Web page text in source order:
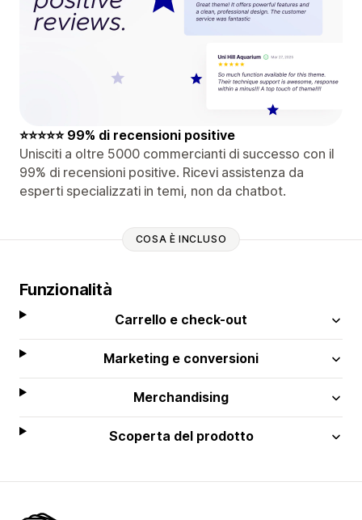
⭐⭐⭐⭐⭐ 99% di recensioni positive
Unisciti a oltre 5000 commercianti di successo con il
99% di recensioni positive. Ricevi assistenza da
esperti specializzati in temi, non da chatbot.
COSA È INCLUSO
Funzionalità
Carrello e check-out
Marketing e conversioni
Merchandising
Scoperta del prodotto